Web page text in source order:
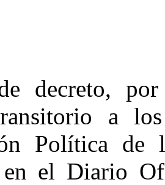
decreto,
a
Política de
en el Diario